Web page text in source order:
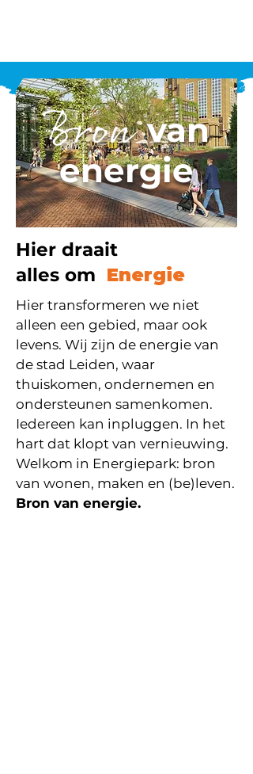
Bron van
energie
Hier draait
alles om Energie
Hier transformeren we niet
alleen een gebied, maar ook
levens. Wij zijn de energie van
de stad Leiden, waar
thuiskomen, ondernemen en
ondersteunen samenkomen.
Iedereen kan inpluggen. In het
hart dat klopt van vernieuwing.
Welkom in Energiepark: bron
van wonen, maken en (be)leven.
Bron van energie.